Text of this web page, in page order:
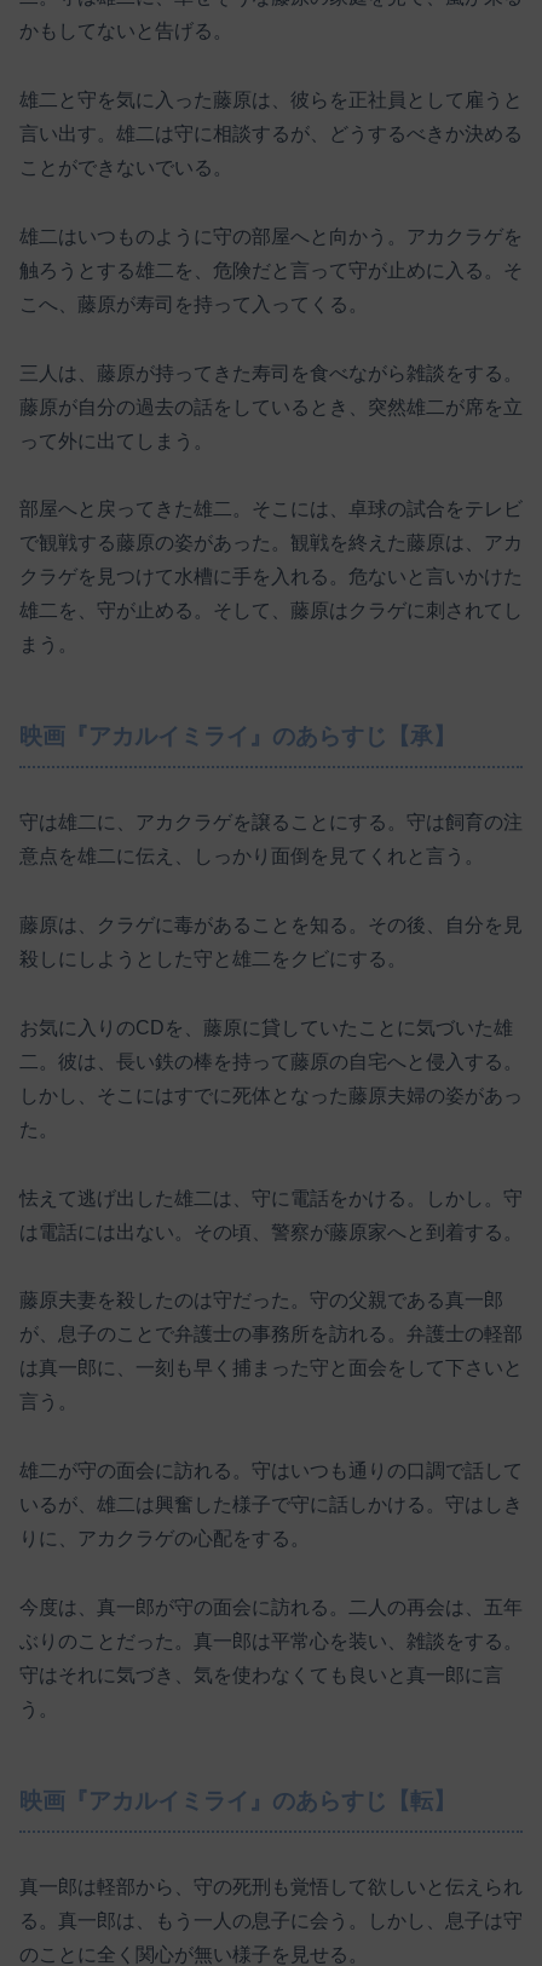
かもしてないと告げる。
雄二と守を気に入った藤原は、彼らを正社員として雇うと
言い出す。雄二は守に相談するが、どうするべきか決める
ことができないでいる。
雄二はいつものように守の部屋へと向かう。アカクラゲを
触ろうとする雄二を、危険だと言って守が止めに入る。そ
こへ、藤原が寿司を持って入ってくる。
三人は、藤原が持ってきた寿司を食べながら雑談をする。
藤原が自分の過去の話をしているとき、突然雄二が席を立
って外に出てしまう。
部屋へと戻ってきた雄二。そこには、卓球の試合をテレビ
で観戦する藤原の姿があった。観戦を終えた藤原は、アカ
クラゲを見つけて水槽に手を入れる。危ないと言いかけた
雄二を、守が止める。そして、藤原はクラゲに刺されてし
まう。
映画『アカルイミライ』のあらすじ【承】
守は雄二に、アカクラゲを譲ることにする。守は飼育の注
意点を雄二に伝え、しっかり面倒を見てくれと言う。
藤原は、クラゲに毒があることを知る。その後、自分を見
殺しにしようとした守と雄二をクビにする。
お気に入りのCDを、藤原に貸していたことに気づいた雄
二。彼は、長い鉄の棒を持って藤原の自宅へと侵入する。
しかし、そこにはすでに死体となった藤原夫婦の姿があっ
た。
怯えて逃げ出した雄二は、守に電話をかける。しかし。守
は電話には出ない。その頃、警察が藤原家へと到着する。
藤原夫妻を殺したのは守だった。守の父親である真一郎
が、息子のことで弁護士の事務所を訪れる。弁護士の軽部
は真一郎に、一刻も早く捕まった守と面会をして下さいと
言う。
雄二が守の面会に訪れる。守はいつも通りの口調で話して
いるが、雄二は興奮した様子で守に話しかける。守はしき
りに、アカクラゲの心配をする。
今度は、真一郎が守の面会に訪れる。二人の再会は、五年
ぶりのことだった。真一郎は平常心を装い、雑談をする。
守はそれに気づき、気を使わなくても良いと真一郎に言
う。
映画『アカルイミライ』のあらすじ【転】
真一郎は軽部から、守の死刑も覚悟して欲しいと伝えられ
る。真一郎は、もう一人の息子に会う。しかし、息子は守
のことに全く関心が無い様子を見せる。